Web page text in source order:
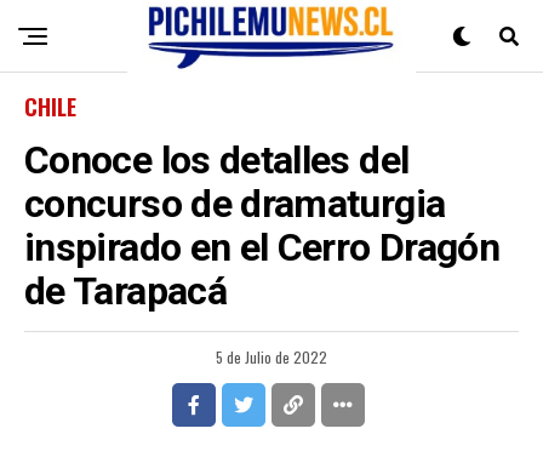
CHILE
Conoce los detalles del
concurso de dramaturgia
inspirado en el Cerro Dragón
de Tarapacá
5 de Julio de 2022